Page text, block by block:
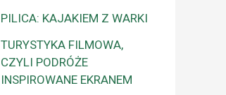
PILICA: KAJAKIEM Z WARKI
TURYSTYKA FILMOWA,
CZYLI PODRÓŻE
INSPIROWANE EKRANEM